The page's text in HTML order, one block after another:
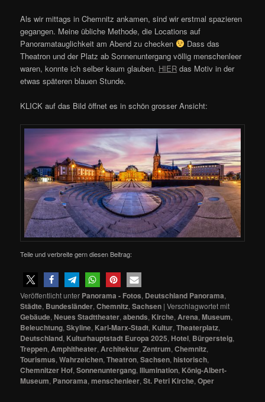
Als wir mittags in Chemnitz ankamen, sind wir erstmal spazieren
gegangen. Meine übliche Methode, die Locations auf
Panoramatauglichkeit am Abend zu checken
Dass das
Theatron und der Platz ab Sonnenuntergang völlig menschenleer
waren, konnte ich selber kaum glauben. HIER das Motiv in der
etwas späteren blauen Stunde.
KLICK auf das Bild öffnet es in schön grosser Ansicht:
Teile und verbreite gern diesen Beitrag:
Veröffentlicht unter Panorama - Fotos, Deutschland Panorama,
Städte, Bundesländer,Chemnitz,Sachsen |Verschlagwortet mit
Gebäude, Neues Stadttheater,abends, Kirche,Arena,Museum,
Beleuchtung,Skyline, Karl-Marx-Stadt, Kultur,Theaterplatz,
Deutschland, Kulturhauptstadt Europa 2025, Hotel, Bürgersteig,
Treppen,Amphitheater,Architektur,Zentrum,Chemnitz,
Tourismus,Wahrzeichen,Theatron,Sachsen,historisch,
Chemnitzer Hof,Sonnenuntergang,Illumination, König-Albert-
Museum, Panorama,menschenleer,St. Petri Kirche,Oper